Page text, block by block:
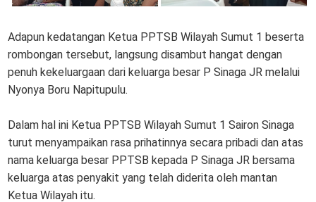
Adapun kedatangan Ketua PPTSB Wilayah Sumut 1 beserta
rombongan tersebut, langsung disambut hangat dengan
penuh kekeluargaan dari keluarga besar P Sinaga JR melalui
Nyonya Boru Napitupulu.
Dalam hal ini Ketua PPTSB Wilayah Sumut 1 Sairon Sinaga
turut menyampaikan rasa prihatinnya secara pribadi dan atas
nama keluarga besar PPTSB kepada P Sinaga JR bersama
keluarga atas penyakit yang telah diderita oleh mantan
Ketua Wilayah itu.